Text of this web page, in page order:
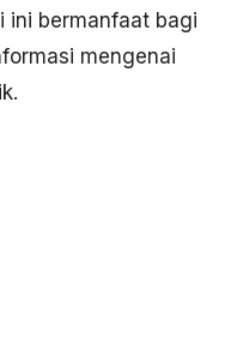
ini bermanfaat bagi
mengenai